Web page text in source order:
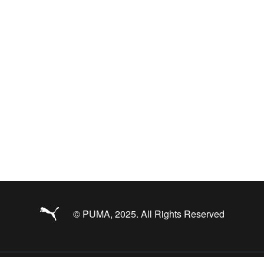
© PUMA, 2025. All Rights Reserved